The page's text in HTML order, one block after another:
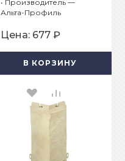
• Производитель —
Альта-Профиль
Цена: 677 ₽
В КОРЗИНУ